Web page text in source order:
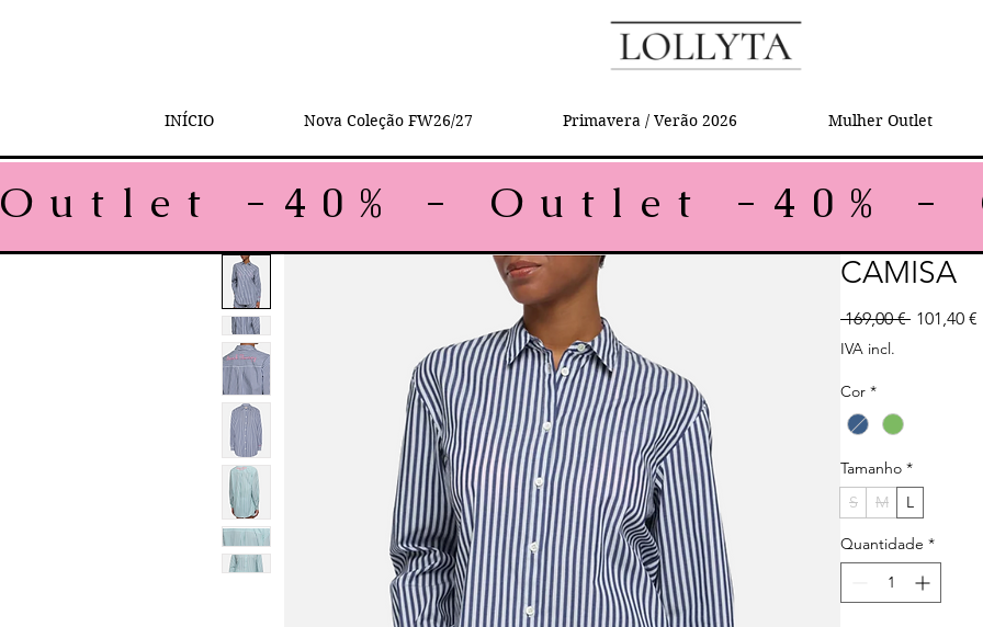
INÍCIO Nova Coleção FW26/27 Primavera / Verão 2026 Mulher Outlet
Outlet -40% -
CAMISA
169,00 € Preço
101,40 €
IVA incl.
Cor *
Tamanho *
S
M L
Quantidade *